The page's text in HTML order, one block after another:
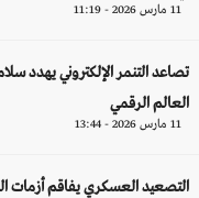
11 مارس 2026 - 11:19
تصاعد التنمر الإلكتروني يهدد
العالم الرقمي
11 مارس 2026 - 13:44
التصعيد العسكري يفاقم أزمات